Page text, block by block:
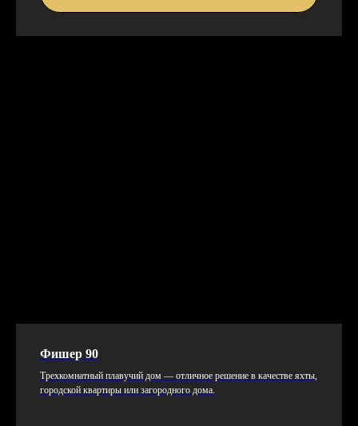
Фишер 90
Трех­комнат­ный пла­вучий дом — от­личное ре­шение в ка­чес­тве ях­ты,
го­род­ской квар­ти­ры или за­город­но­го до­ма.